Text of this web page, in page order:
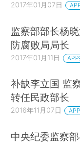
2017年01月07日
监察部部长杨
防腐败局局长
2017年01月11日
补缺李立国 监
转任民政部长
2016年11月07日
中央纪委监察